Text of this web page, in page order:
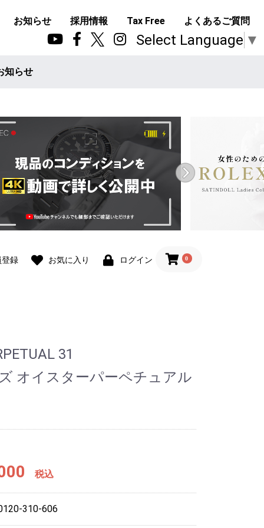
お知らせ 採用情報 Tax Free よくあるご質問
Select Language ▼
知らせ
登録 お気に入り ログイン 0
31
オイスターパーペチュアル
税込
310-606